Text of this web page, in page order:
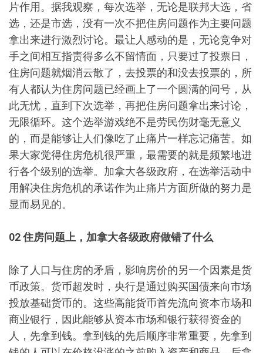
片作用。据我观察，每次选举，无论是联邦大选，省
选，还是市选，没有一次不把住房问题作为主要问题
拿出来进行激烈讨论。最让人感动的是，无论竞争对
手之间相互指责得多么不留情面，只要过了投票日，
住房问题就烟消云散了，去投票的和没去投票的，所
有人都认为住房问题已经画上了一个圆满的问号，从
此无忧，直到下次选举，再把住房问题拿出来讨论，
无限循环。这个选举游戏绝不是劳民伤财毫无意义
的，而是能够让人们像吃了止痛片一样忘记痛苦。如
果大家觉得住房危机很严重，最需要的就是频繁地进
行各个级别的选举。加拿大各级政府，在选举活动中
用解决住房危机的承诺作为止痛片方面所做的努力是
显而易见的。
02 住房问题上，加拿大各级政府做错了什么
除了人口与住房的矛盾，影响房价的另一个因素是货
币政策。货币超发时，央行是通过购买国债来向市场
投放基础货币的。这些高能货币首先流向资本市场和
商业银行，因此能够从资本市场和银行获得资金的
人，先拿到钱。拿到钱的先后顺序非常重要，先拿到